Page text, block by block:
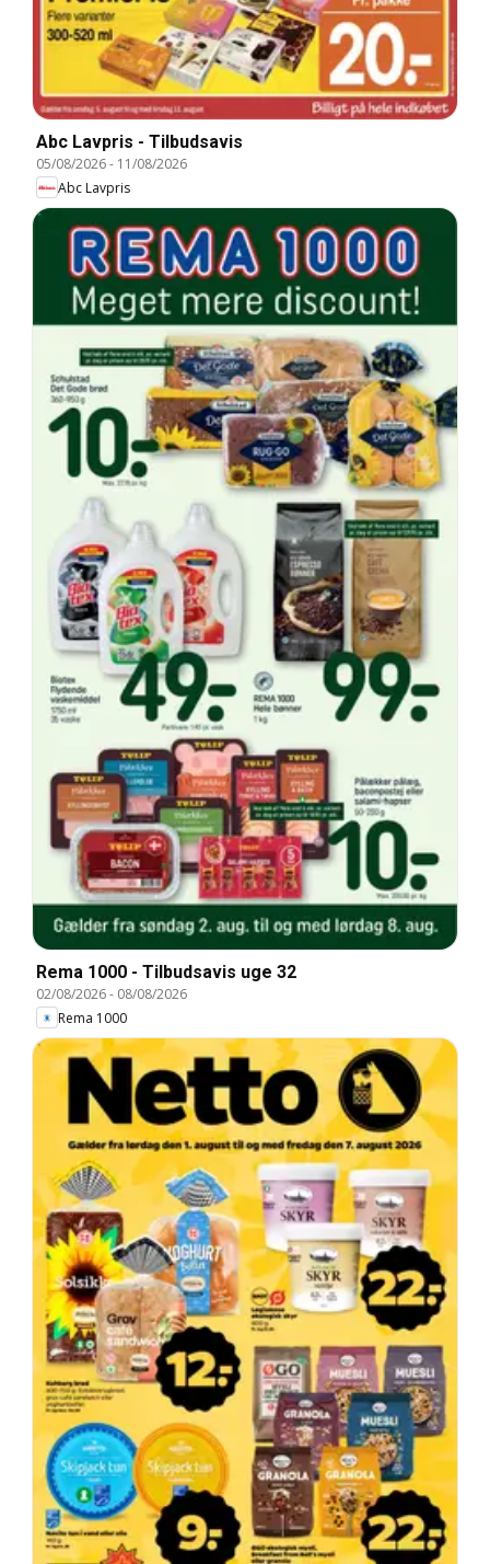
Abc Lavpris - Tilbudsavis
05/08/2026- 11/08/2026
Abc Lavpris
Rema 1000 - Tilbudsavis uge 32
02/08/2026- 08/08/2026
Rema 1000